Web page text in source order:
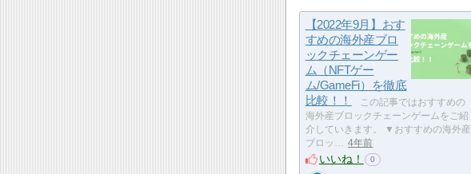
【2022年9月】おす
すめの海外産ブロ
ックチェーンゲー
ム（NFTゲー
ム/GameFi）を徹底
比較！！
この記事ではおすすめの
海外産ブロックチェーンゲームをご紹
介していきます。 ▼おすすめの海外産
ブロッ…
4年前
いいね！ 0